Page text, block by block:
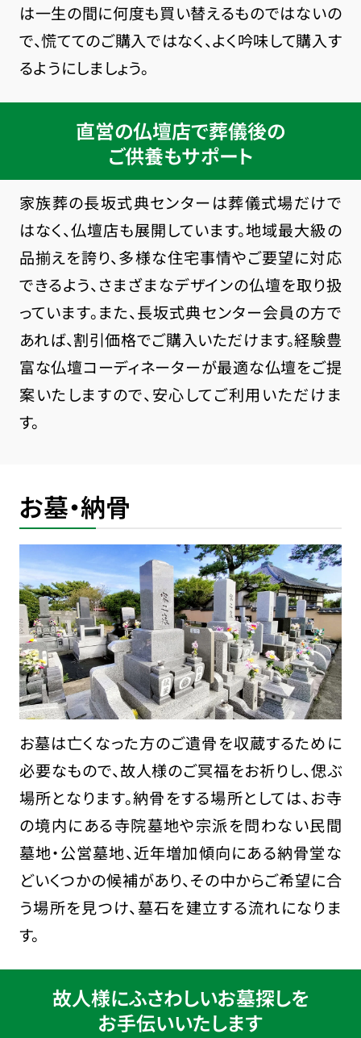
は一生の間に何度も買い替えるものではないの
で、慌ててのご購入ではなく、よく吟味して購入す
るようにしましょう。
直営の仏壇店で葬儀後の
ご供養もサポート
家族葬の長坂式典センターは葬儀式場だけで
はなく、仏壇店も展開しています。地域最大級の
品揃えを誇り、多様な住宅事情やご要望に対応
できるよう、さまざまなデザインの仏壇を取り扱
っています。また、長坂式典センター会員の方で
あれば、割引価格でご購入いただけます。経験豊
富な仏壇コーディネーターが最適な仏壇をご提
案いたしますので、安心してご利用いただけま
す。
お墓・納骨
お墓は亡くなった方のご遺骨を収蔵するために
必要なもので、故人様のご冥福をお祈りし、偲ぶ
場所となります。納骨をする場所としては、お寺
の境内にある寺院墓地や宗派を問わない民間
墓地・公営墓地、近年増加傾向にある納骨堂な
どいくつかの候補があり、その中からご希望に合
う場所を見つけ、墓石を建立する流れになりま
す。
故人様にふさわしいお墓探しを
お手伝いいたします